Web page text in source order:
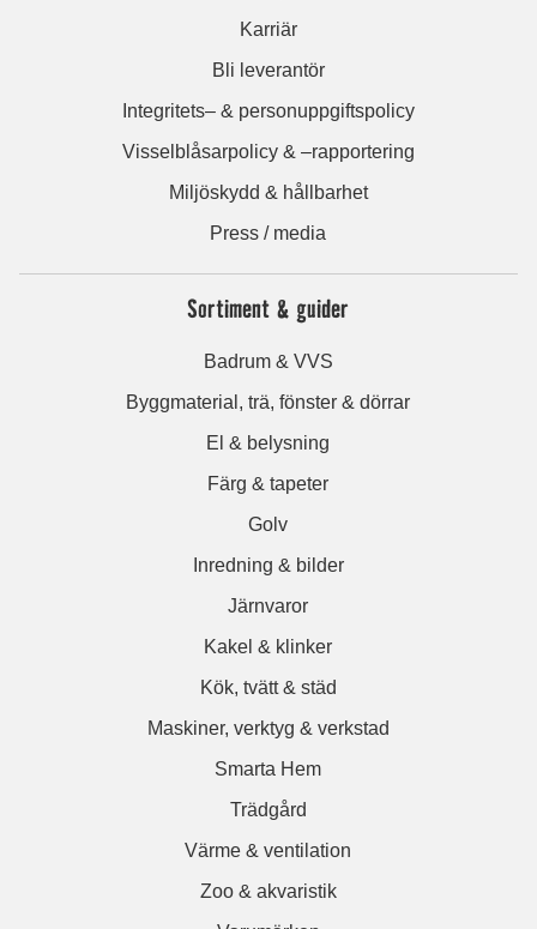
Karriär
Bli leverantör
Integritets– & personuppgiftspolicy
Visselblåsarpolicy & –rapportering
Miljöskydd & hållbarhet
Press / media
Sortiment & guider
Badrum & VVS
Byggmaterial, trä, fönster & dörrar
El & belysning
Färg & tapeter
Golv
Inredning & bilder
Järnvaror
Kakel & klinker
Kök, tvätt & städ
Maskiner, verktyg & verkstad
Smarta Hem
Trädgård
Värme & ventilation
Zoo & akvaristik